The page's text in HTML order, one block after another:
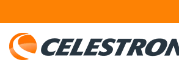
to
content